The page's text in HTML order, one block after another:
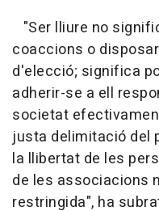
"Ser lliure no
coaccions o
d'elecció; significa
adherir-se a ell
societat
justa delimitació del
la llibertat de les
de les associacions
restringida", ha